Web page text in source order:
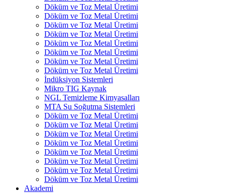
Döküm ve Toz Metal Üretimi
Döküm ve Toz Metal Üretimi
Döküm ve Toz Metal Üretimi
Döküm ve Toz Metal Üretimi
Döküm ve Toz Metal Üretimi
Döküm ve Toz Metal Üretimi
Döküm ve Toz Metal Üretimi
Döküm ve Toz Metal Üretimi
İndüksiyon Sistemleri
Mikro TIG Kaynak
NGL Temizleme Kimyasalları
MTA Su Soğutma Sistemleri
Döküm ve Toz Metal Üretimi
Döküm ve Toz Metal Üretimi
Döküm ve Toz Metal Üretimi
Döküm ve Toz Metal Üretimi
Döküm ve Toz Metal Üretimi
Döküm ve Toz Metal Üretimi
Döküm ve Toz Metal Üretimi
Döküm ve Toz Metal Üretimi
Akademi